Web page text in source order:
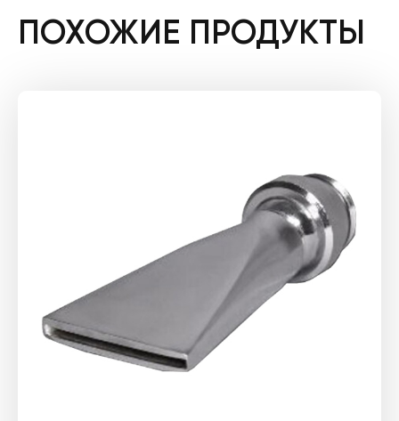
ПОХОЖИЕ ПРОДУКТЫ